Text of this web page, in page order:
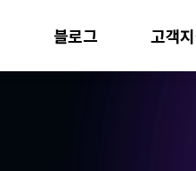
블로그 고객